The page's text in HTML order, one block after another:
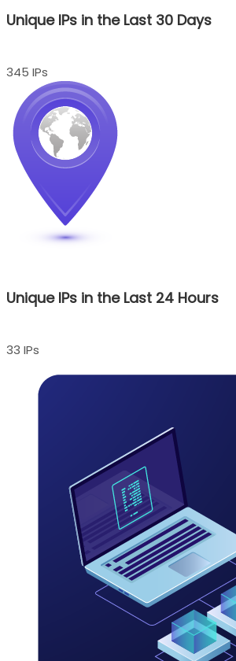
Unique IPs in the Last 30 Days
345 IPs
Unique IPs in the Last 24 Hours
33 IPs